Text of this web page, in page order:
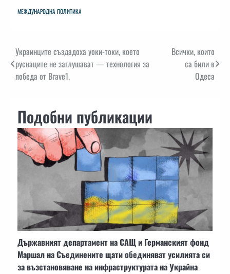
МЕЖДУНАРОДНА ПОЛИТИКА
Навигация
Украинците създадоха уоки-токи, което
руснаците не заглушават — технология за
победа от Brave1.
Всички, които
са били в
Одеса
Подобни публикации
Държавният департамент на САЩ и Германският фонд
Маршал на Съединените щати обединяват усилията си
за възстановяване на инфраструктурата на Украйна